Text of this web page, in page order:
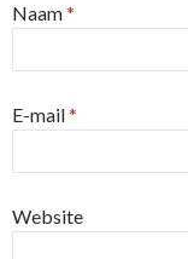
Naam*
E-mail*
Website